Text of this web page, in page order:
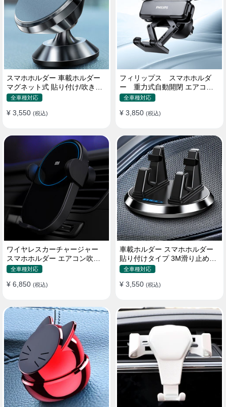
スマホホルダー 車載ホルダー
マグネット式 貼り付け/吹き出
し口 合金 多機種対応
全車種対応
¥ 3,550 (税込)
フィリップス スマホホルダ
ー 重力式自動開閉 エアコン
吹き出し口用 クリップ式 車
全車種対応
¥ 3,850 (税込)
ワイヤレスカーチャージャー
スマホホルダー エアコン吹き
出し口/ 貼り付け
全車種対応
¥ 6,850 (税込)
車載ホルダー スマホホルダー
貼り付けタイプ 3M滑り止めシ
リコンパッド 全機種
全車種対応
¥ 3,550 (税込)